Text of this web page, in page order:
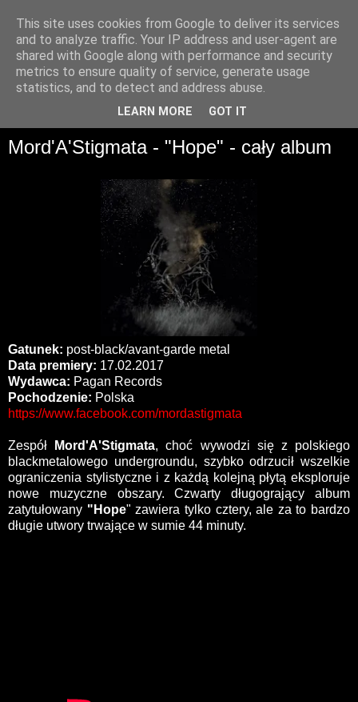
Mord'A'Stigmata - "Hope" - cały album
Gatunek: post-black/avant-garde metal
Data premiery: 17.02.2017
Wydawca: Pagan Records
Pochodzenie: Polska
https://www.facebook.com/mordastigmata
Zespół Mord'A'Stigmata, choć wywodzi się z polskiego
blackmetalowego undergroundu, szybko odrzucił wszelkie
ograniczenia stylistyczne i z każdą kolejną płytą eksploruje
nowe muzyczne obszary. Czwarty długogrający album
zatytułowany "Hope" zawiera tylko cztery, ale za to bardzo
długie utwory trwające w sumie 44 minuty.
This site uses cookies from Google to deliver its services
and to analyze traffic. Your IP address and user-agent are
shared with Google along with performance and security
metrics to ensure quality of service, generate usage
statistics, and to detect and address abuse.
LEARN MORE GOT IT